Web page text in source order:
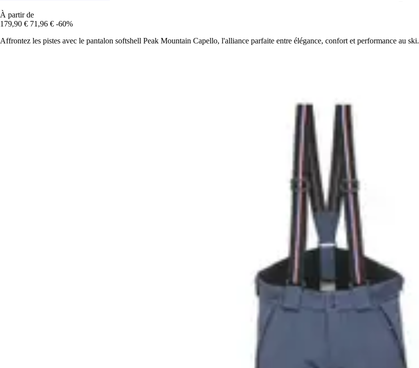
À partir de
179,90 € 71,96 € -60%
Affrontez les pistes avec le pantalon softshell Peak Mountain Capello, l'alliance parfaite entre élégance, confort et performance au ski.